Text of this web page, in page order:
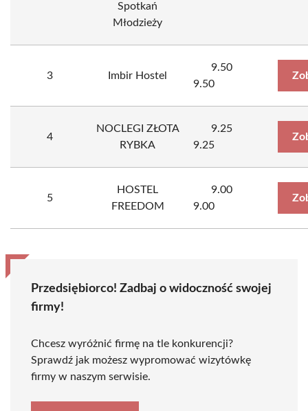
Spotkań
Młodzieży
3 Imbir Hostel
9.50
9.50
4
NOCLEGI ZŁOTA
RYBKA
9.25
9.25
5
HOSTEL
FREEDOM
9.00
9.00
Przedsiębiorco! Zadbaj o widoczność swojej
firmy!
Chcesz wyróżnić firmę na tle konkurencji?
Sprawdź jak możesz wypromować wizytówkę
firmy w naszym serwisie.